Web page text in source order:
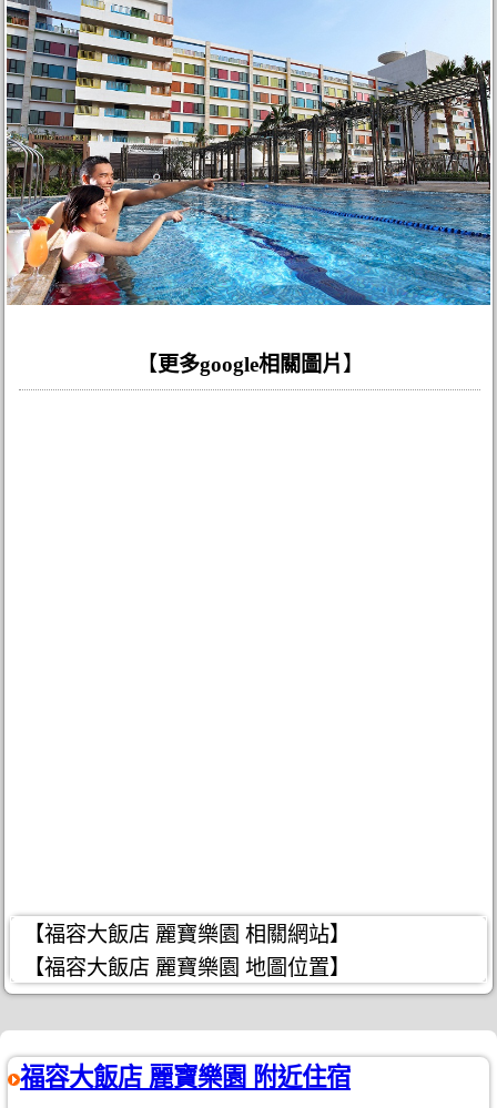
【更多google相關圖片 】
【福容大飯店 麗寶樂園 相關網站】
【福容大飯店 麗寶樂園 地圖位置】
福容大飯店 麗寶樂園 附近住宿